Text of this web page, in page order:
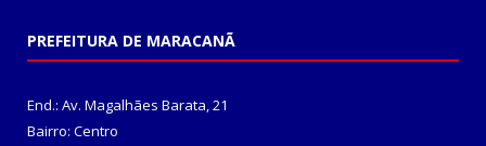
PREFEITURA DE MARACANÃ
End.: Av. Magalhães Barata, 21
Bairro: Centro